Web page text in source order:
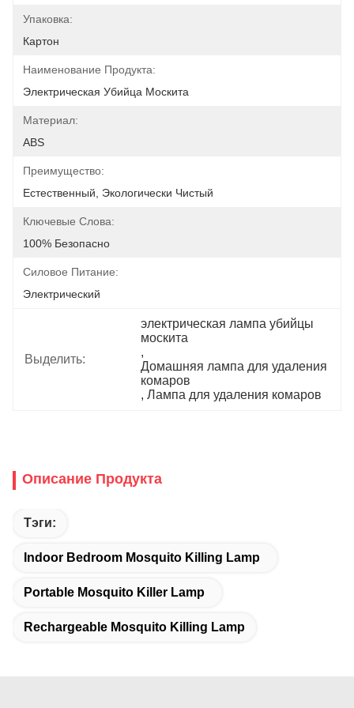
Упаковка:
Картон
Наименование Продукта:
Электрическая Убийца Москита
Материал:
ABS
Преимущество:
Естественный, Экологически Чистый
Ключевые Слова:
100% Безопасно
Силовое Питание:
Электрический
Выделить:
электрическая лампа убийцы
москита
,
Домашняя лампа для удаления
комаров
, Лампа для удаления комаров
Описание Продукта
Тэги:
Indoor Bedroom Mosquito Killing Lamp
Portable Mosquito Killer Lamp
Rechargeable Mosquito Killing Lamp